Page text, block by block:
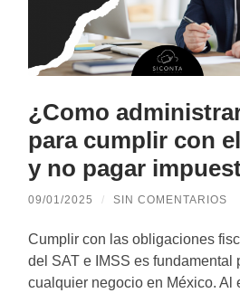
¿Como
para cumplir con
y no pagar
09/01/2025 / SIN COMENTARIOS
Cumplir con las obligaciones
del SAT e IMSS es fundamental
cualquier negocio en México. Al